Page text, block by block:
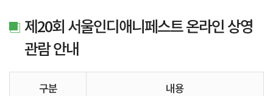
제20회 서울인디애니페스트 온라인 상영
관람 안내
구분 내용